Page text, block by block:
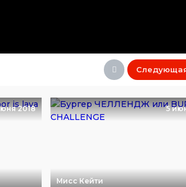
2018 5
Мисс Кейти